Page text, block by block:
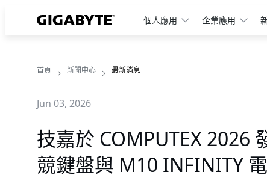
個人應用 企業應用
首頁 新聞中心 最新消息
Jun 03, 2026
技嘉於 COMPUTEX 2026
競鍵盤與 M10 INFINITY